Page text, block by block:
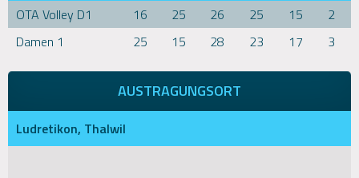
OTA Volley D1
16 25 26 25 15
2
Damen 1
25 15 28 23 17 3
AUSTRAGUNGSORT
Ludretikon, Thalwil